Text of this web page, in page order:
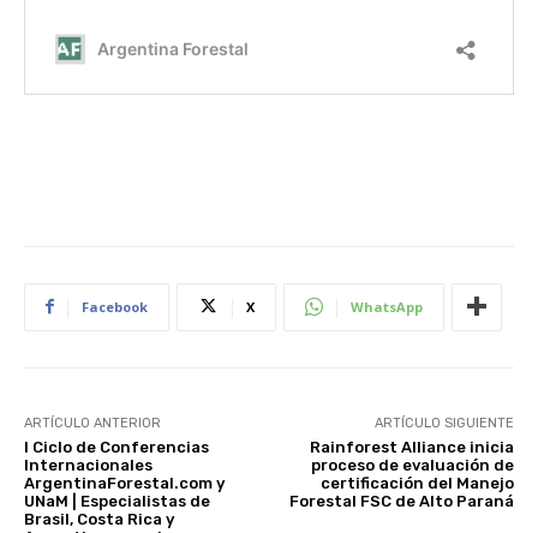
Facebook X WhatsApp
ARTÍCULO ANTERIOR
I Ciclo de Conferencias
Internacionales
ArgentinaForestal.com y
UNaM | Especialistas de
Brasil, Costa Rica y
ARTÍCULO SIGUIENTE
Rainforest Alliance inicia
proceso de evaluación de
certificación del Manejo
Forestal FSC de Alto Paraná